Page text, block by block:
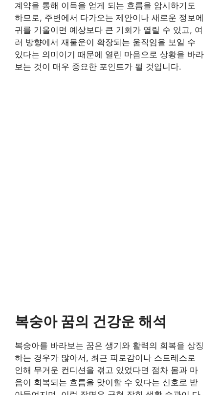
계약을 통해 이득을 얻게 되는 흐름을 암시하기도
하므로, 주변에서 다가오는 제안이나 새로운 정보에
귀를 기울이면 예상보다 큰 기회가 열릴 수 있고, 여
러 방향에서 재물운이 확장되는 움직임을 보일 수
있다는 의미이기 때문에 열린 마음으로 상황을 바라
보는 것이 매우 중요한 포인트가 될 것입니다.
복숭아 꿈의 건강운 해석
복숭아를 바라보는 꿈은 생기와 활력의 회복을 상징
하는 경우가 많아서, 최근 피로감이나 스트레스로
인해 무거운 컨디션을 겪고 있었다면 점차 몸과 마
음이 회복되는 흐름을 맞이할 수 있다는 신호로 받